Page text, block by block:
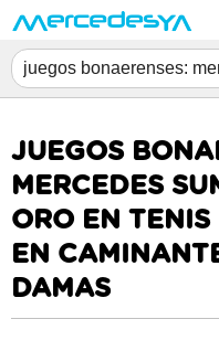
JUEGOS
MERCEDES
ORO EN
EN
DAMAS